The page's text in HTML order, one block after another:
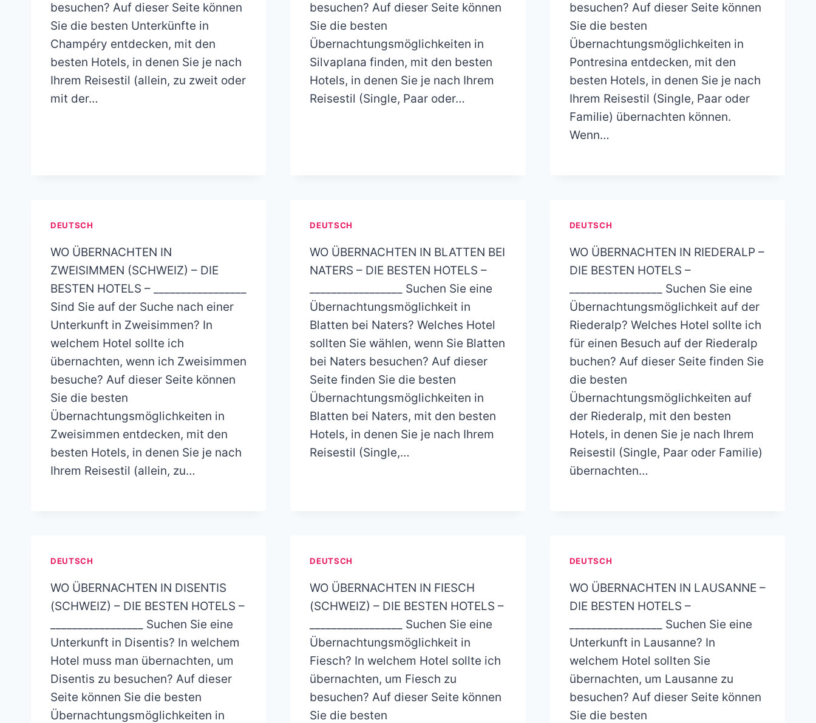
besuchen? Auf dieser Seite können
Sie die besten Unterkünfte in
Champéry entdecken, mit den
besten Hotels, in denen Sie je nach
Ihrem Reisestil (allein, zu zweit oder
mit der…
besuchen? Auf dieser Seite können
Sie die besten
Übernachtungsmöglichkeiten in
Silvaplana finden, mit den besten
Hotels, in denen Sie je nach Ihrem
Reisestil (Single, Paar oder…
besuchen? Auf dieser Seite können
Sie die besten
Übernachtungsmöglichkeiten in
Pontresina entdecken, mit den
besten Hotels, in denen Sie je nach
Ihrem Reisestil (Single, Paar oder
Familie) übernachten können.
Wenn…
DEUTSCH
WO ÜBERNACHTEN IN
ZWEISIMMEN (SCHWEIZ) – DIE
BESTEN HOTELS – _________________
Sind Sie auf der Suche nach einer
Unterkunft in Zweisimmen? In
welchem Hotel sollte ich
übernachten, wenn ich Zweisimmen
besuche? Auf dieser Seite können
Sie die besten
Übernachtungsmöglichkeiten in
Zweisimmen entdecken, mit den
besten Hotels, in denen Sie je nach
Ihrem Reisestil (allein, zu…
DEUTSCH
WO ÜBERNACHTEN IN BLATTEN BEI
NATERS – DIE BESTEN HOTELS –
_________________ Suchen Sie eine
Übernachtungsmöglichkeit in
Blatten bei Naters? Welches Hotel
sollten Sie wählen, wenn Sie Blatten
bei Naters besuchen? Auf dieser
Seite finden Sie die besten
Übernachtungsmöglichkeiten in
Blatten bei Naters, mit den besten
Hotels, in denen Sie je nach Ihrem
Reisestil (Single,…
DEUTSCH
WO ÜBERNACHTEN IN RIEDERALP –
DIE BESTEN HOTELS –
_________________ Suchen Sie eine
Übernachtungsmöglichkeit auf der
Riederalp? Welches Hotel sollte ich
für einen Besuch auf der Riederalp
buchen? Auf dieser Seite finden Sie
die besten
Übernachtungsmöglichkeiten auf
der Riederalp, mit den besten
Hotels, in denen Sie je nach Ihrem
Reisestil (Single, Paar oder Familie)
übernachten…
DEUTSCH
WO ÜBERNACHTEN IN DISENTIS
(SCHWEIZ) – DIE BESTEN HOTELS –
_________________ Suchen Sie eine
Unterkunft in Disentis? In welchem
Hotel muss man übernachten, um
Disentis zu besuchen? Auf dieser
Seite können Sie die besten
Übernachtungsmöglichkeiten in
DEUTSCH
WO ÜBERNACHTEN IN FIESCH
(SCHWEIZ) – DIE BESTEN HOTELS –
_________________ Suchen Sie eine
Übernachtungsmöglichkeit in
Fiesch? In welchem Hotel sollte ich
übernachten, um Fiesch zu
besuchen? Auf dieser Seite können
Sie die besten
DEUTSCH
WO ÜBERNACHTEN IN LAUSANNE –
DIE BESTEN HOTELS –
_________________ Suchen Sie eine
Unterkunft in Lausanne? In
welchem Hotel sollten Sie
übernachten, um Lausanne zu
besuchen? Auf dieser Seite können
Sie die besten